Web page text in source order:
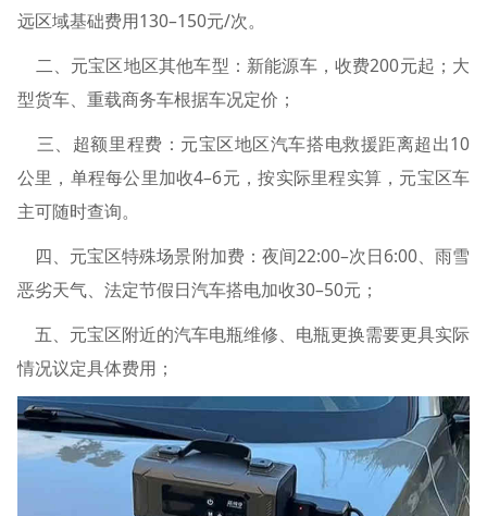
远区域基础费用130–150元/次。
二、元宝区地区其他车型：新能源车，收费200元起；大
型货车、重载商务车根据车况定价；
三、超额里程费：元宝区地区汽车搭电救援距离超出10
公里，单程每公里加收4–6元，按实际里程实算，元宝区车
主可随时查询。
四、元宝区特殊场景附加费：夜间22:00–次日6:00、雨雪
恶劣天气、法定节假日汽车搭电加收30–50元；
五、元宝区附近的汽车电瓶维修、电瓶更换需要更具实际
情况议定具体费用；